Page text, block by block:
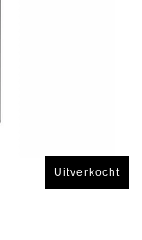
Uitverkocht